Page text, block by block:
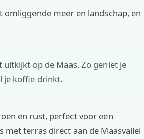
meer en landschap, en
op de Maas. Zo geniet je
je koffie drinkt.
en rust, perfect voor een
terras direct aan de Maasvallei